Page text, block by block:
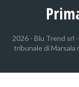
2026 - Blu Trend srl
tribunale di Marsala